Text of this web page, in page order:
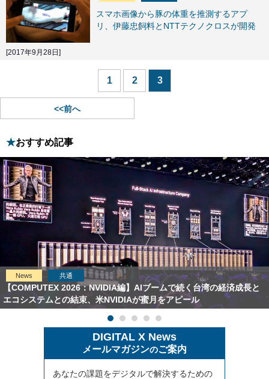
スマホ画像から豚の体重を推測するアプ
リ、伊藤忠飼料とNTTテクノクロスが開発
[2017年9月28日]
<<前へ
1 2 3
おすすめ記事
News 共通
【COMPUTEX 2026：NVIDIA編】AIブームで続く台湾の経済成長と
エコシステムとの結束、米NVIDIAが蜜月をアピール
DIGITAL X News
メールマガジンのご案内
あなたの課題をデジタルで解決するための